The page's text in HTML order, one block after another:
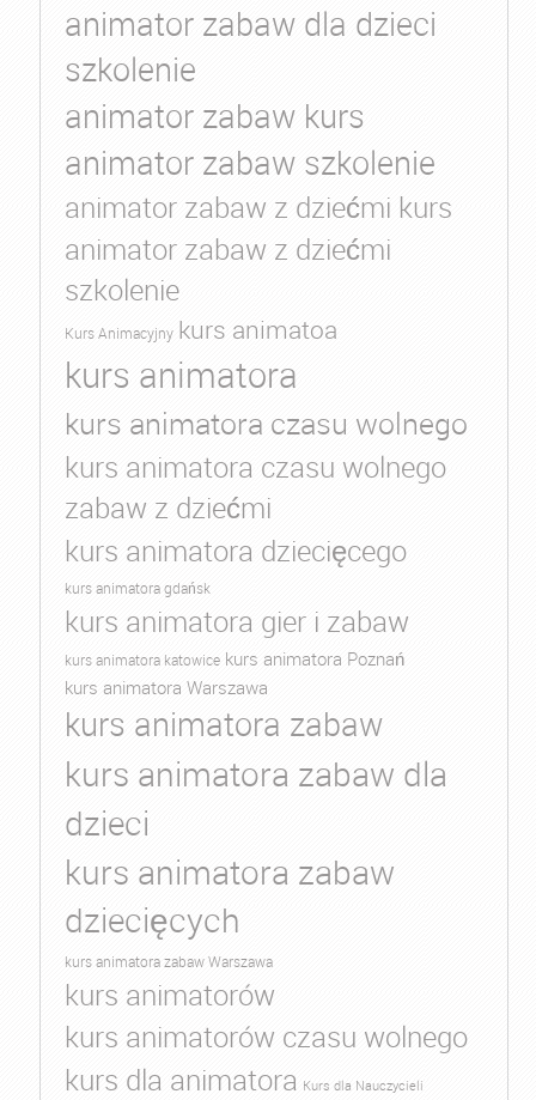
animator zabaw dla dzieci
szkolenie
animator zabaw kurs
animator zabaw szkolenie
animator zabaw z dziećmi kurs
animator zabaw z dziećmi
szkolenie
Kurs Animacyjny kurs animatoa
kurs animatora
kurs animatora czasu wolnego
kurs animatora czasu wolnego
zabaw z dziećmi
kurs animatora dziecięcego
kurs animatora gdańsk
kurs animatora gier i zabaw
kurs animatora katowice kurs animatora Poznań
kurs animatora Warszawa
kurs animatora zabaw
kurs animatora zabaw dla
dzieci
kurs animatora zabaw
dziecięcych
kurs animatora zabaw Warszawa
kurs animatorów
kurs animatorów czasu wolnego
kurs dla animatora Kurs dla Nauczycieli